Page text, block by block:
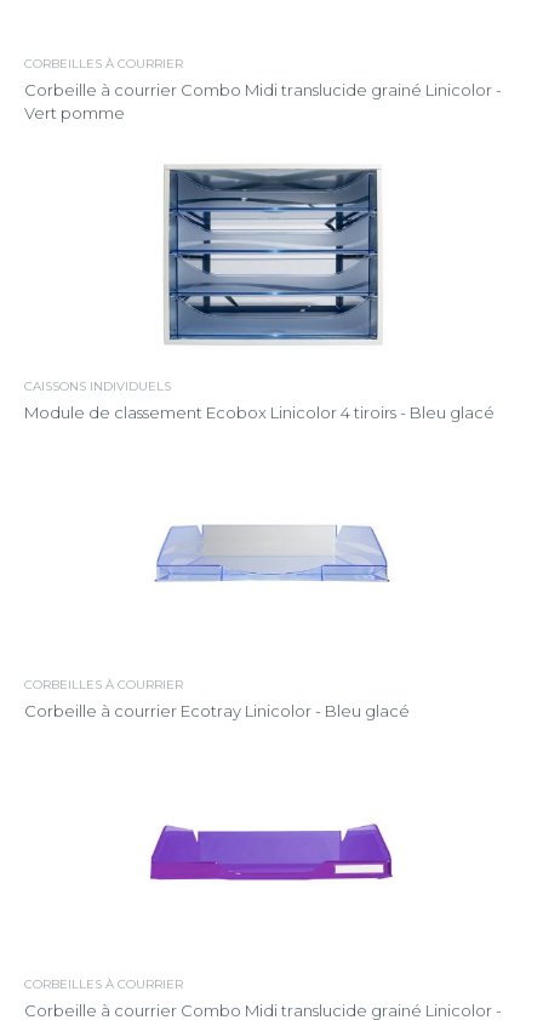
CORBEILLES À COURRIER
Corbeille à courrier Combo Midi translucide grainé Linicolor -
Vert pomme
CAISSONS INDIVIDUELS
Module de classement Ecobox Linicolor 4 tiroirs - Bleu glacé
CORBEILLES À COURRIER
Corbeille à courrier Ecotray Linicolor - Bleu glacé
CORBEILLES À COURRIER
Corbeille à courrier Combo Midi translucide grainé Linicolor -